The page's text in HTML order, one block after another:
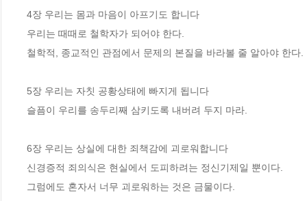
4장 우리는 몸과 마음이 아프기도 합니다
우리는 때때로 철학자가 되어야 한다.
철학적, 종교적인 관점에서 문제의 본질을 바라볼 줄 알아야 한다.
5장 우리는 자칫 공황상태에 빠지게 됩니다
슬픔이 우리를 송두리째 삼키도록 내버려 두지 마라.
6장 우리는 상실에 대한 죄책감에 괴로워합니다
신경증적 죄의식은 현실에서 도피하려는 정신기제일 뿐이다.
그럼에도 혼자서 너무 괴로워하는 것은 금물이다.